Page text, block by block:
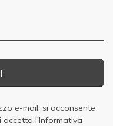
e-mail, si acconsente
accetta l'Informativa